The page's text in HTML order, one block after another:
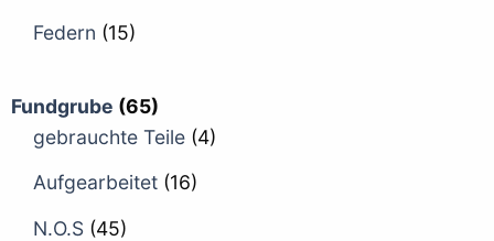
Federn (15)
Fundgrube (65)
gebrauchte Teile (4)
Aufgearbeitet (16)
N.O.S (45)